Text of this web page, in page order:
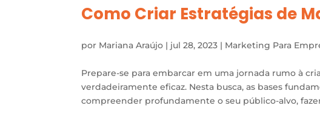
Como Criar Estratégias de
por Mariana Araújo | jul 28, 2023 | Marketing Para
Prepare-se para embarcar em uma jornada rumo à
verdadeiramente eficaz. Nesta busca, as bases
compreender profundamente o seu público-alvo,